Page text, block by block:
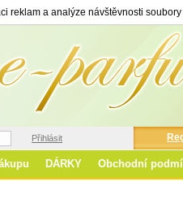
reklam a analýze návštěvnosti
Přihlásit
DÁRKY Obchodní